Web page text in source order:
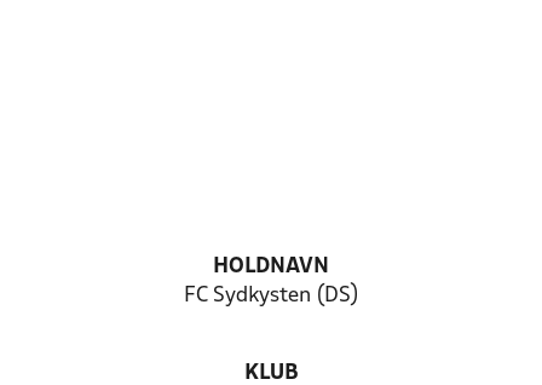
HOLDNAVN
FC Sydkysten (DS)
KLUB